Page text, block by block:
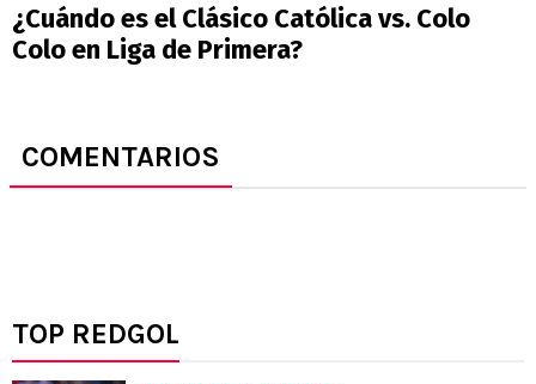
¿Cuándo es el Clásico Católica vs. Colo
Colo en Liga de Primera?
COMENTARIOS
TOP REDGOL